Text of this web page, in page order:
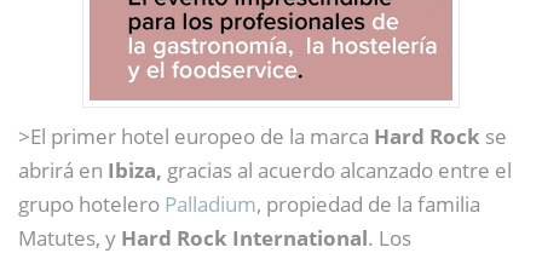
>El primer hotel europeo de la marca Hard Rock se
abrirá en Ibiza, gracias al acuerdo alcanzado entre el
grupo hotelero Palladium, propiedad de la familia
Matutes, y Hard Rock International. Los